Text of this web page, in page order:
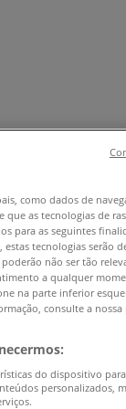
Sapatos e
Viagens
como dados de
que as tecnologias de
para as seguintes
tecnologias serão
não ser tão
a qualquer
na parte inferior
consulte a
do dispositivo
personalizados,